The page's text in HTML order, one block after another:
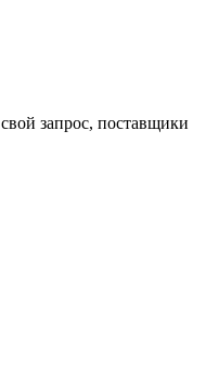
свой запрос, поставщики